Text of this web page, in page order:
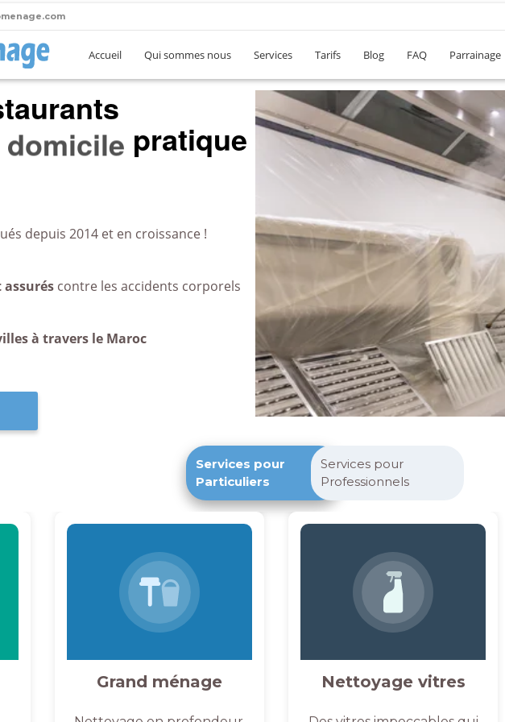
Accueil Qui sommes nous Services Tarifs Blog FAQ Parrainage
bureaupratique
depuis 2014 et en croissance !
assurés contre les accidents corporels
à travers le Maroc
Services pour
Particuliers
Services pour
Professionnels
Grand ménage Nettoyage vitres